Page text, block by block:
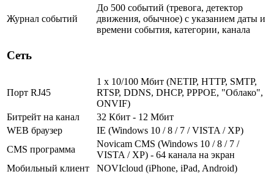
Журнал событий
До 500 событий (тревога, детектор
движения, обычное) с указанием даты и
времени события, категории, канала
Сеть
Порт RJ45
1 x 10/100 Мбит (NETIP, HTTP, SMTP,
RTSP, DDNS, DHCP, PPPOE, "Облако",
ONVIF)
Битрейт на канал
32 Кбит - 12 Мбит
WEB браузер
IE (Windows 10 / 8 / 7 / VISTA / XP)
CMS программа
Novicam CMS (Windows 10 / 8 / 7 /
VISTA / XP) - 64 канала на экран
Мобильный клиент
NOVIcloud (iPhone, iPad, Android)